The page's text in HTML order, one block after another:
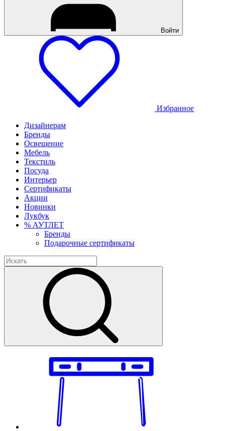
Войти
Избранное
Дизайнерам
Бренды
Освещение
Мебель
Текстиль
Посуда
Интерьер
Сертификаты
Акции
Новинки
Лукбук
% АУТЛЕТ
Бренды
Подарочные сертификаты